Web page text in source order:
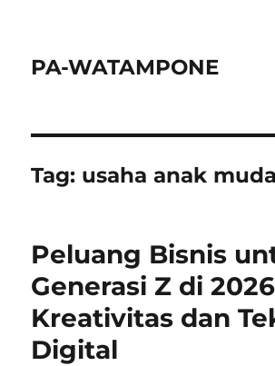
PA-WATAMPONE
Tag: usaha anak muda
Peluang Bisnis
Generasi Z di
Kreativitas dan
Digital